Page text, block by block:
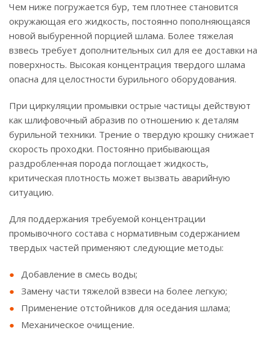
Чем ниже погружается бур, тем плотнее становится
окружающая его жидкость, постоянно пополняющаяся
новой выбуренной порцией шлама. Более тяжелая
взвесь требует дополнительных сил для ее доставки на
поверхность. Высокая концентрация твердого шлама
опасна для целостности бурильного оборудования.
При циркуляции промывки острые частицы действуют
как шлифовочный абразив по отношению к деталям
бурильной техники. Трение о твердую крошку снижает
скорость проходки. Постоянно прибывающая
раздробленная порода поглощает жидкость,
критическая плотность может вызвать аварийную
ситуацию.
Для поддержания требуемой концентрации
промывочного состава с нормативным содержанием
твердых частей применяют следующие методы:
Добавление в смесь воды;
Замену части тяжелой взвеси на более легкую;
Применение отстойников для оседания шлама;
Механическое очищение.